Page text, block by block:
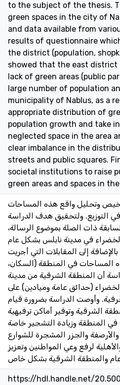
to the subject of the thesis.
green spaces in the city of
and data available from
results of questionnaire
the district (population,
showed that the east district
lack of green areas (public
large number of population
municipality of Nablus, as a
appropriate distribution of
population growth and take
neglected space in the area
clear imbalance in the
streets and public squares.
societal institutions to raise
green areas and spaces in
وتحليل واقع هذه المساحات
التوزيع. ولتحقيق هدف الدراسة
ذات الصلة بموضوع الرسالة،
في مدينة نابلس بشكل عام
إلى المقابلات التي أجريت
المساحات في المنطقة (السكان،
أن المنطقة الشرقية من مدينة
(حدائق عامة وميادين) على
وأوصت الدراسة بضرورة قيام
الشرقية وتوفير أماكن ترفيهية
في المنطقة وزيادة التشجير خاصة
والجزر المشجرة للشوارع
لرفع وعي المواطنين وتعزيز
https://hdl.handle.net/